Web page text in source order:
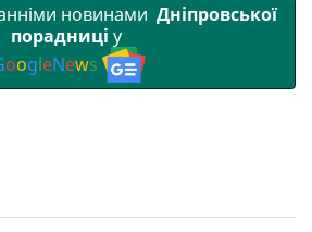
новинами Дніпровської
порадниці у
oogleNews